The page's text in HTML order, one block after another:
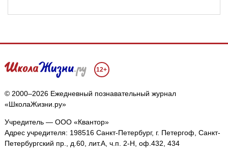
12+
© 2000–2026 Ежедневный познавательный журнал
«ШколаЖизни.ру»
Учредитель — ООО «Квантор»
Адрес учредителя: 198516 Санкт-Петербург, г. Петергоф, Санкт-
Петербургский пр., д.60, лит.А, ч.п. 2-Н, оф.432, 434